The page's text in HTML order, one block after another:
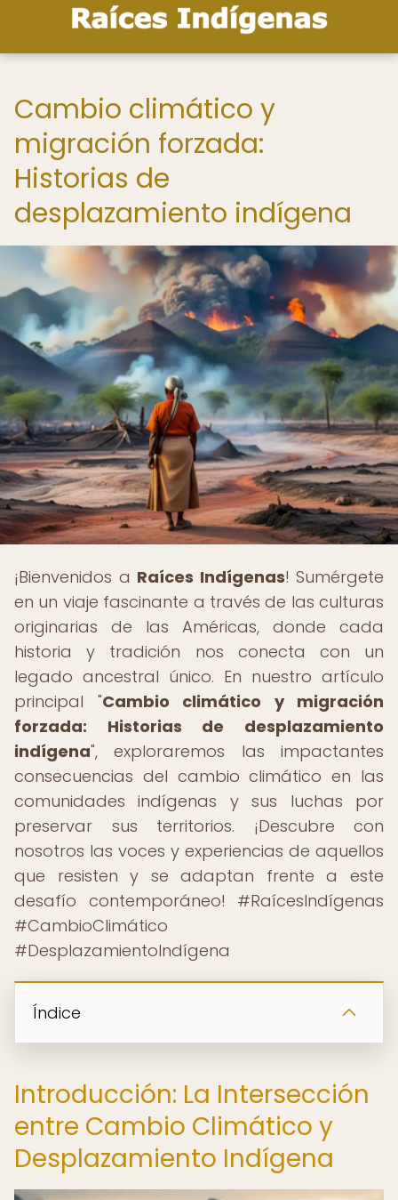
Cambio climático y
migración forzada:
Historias de
desplazamiento indígena
¡Bienvenidos a Raíces Indígenas! Sumérgete
en un viaje fascinante a través de las culturas
originarias de las Américas, donde cada
historia y tradición nos conecta con un
legado ancestral único. En nuestro artículo
principal "Cambio climático y migración
forzada: Historias de desplazamiento
indígena", exploraremos las impactantes
consecuencias del cambio climático en las
comunidades indígenas y sus luchas por
preservar sus territorios. ¡Descubre con
nosotros las voces y experiencias de aquellos
que resisten y se adaptan frente a este
desafío contemporáneo! #RaícesIndígenas
#CambioClimático
#DesplazamientoIndígena
Índice
Introducción: La Intersección
entre Cambio Climático y
Desplazamiento Indígena